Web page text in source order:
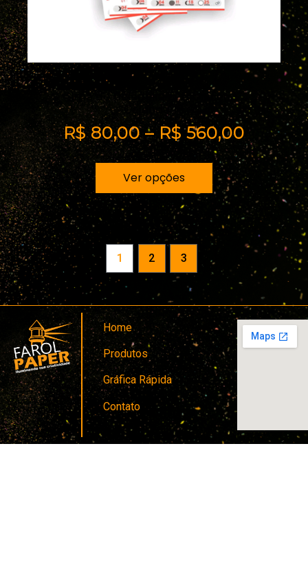
Imã de Geladeira c/ Bloquinho
Calendario
R$80,00– R$560,00
Ver opções
1 2 3
Home
Produtos
Gráfica Rápida
Contato